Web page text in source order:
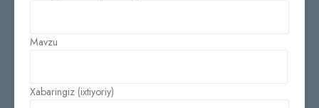
Mavzu
Xabaringiz (ixtiyoriy)